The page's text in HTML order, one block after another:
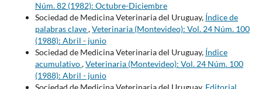
Núm. 82 (1982): Octubre-Diciembre
Sociedad de Medicina Veterinaria del Uruguay, Índice de
palabras clave,Veterinaria (Montevideo): Vol. 24 Núm. 100
(1988): Abril - junio
Sociedad de Medicina Veterinaria del Uruguay, Índice
acumulativo,Veterinaria (Montevideo): Vol. 24 Núm. 100
(1988): Abril - junio